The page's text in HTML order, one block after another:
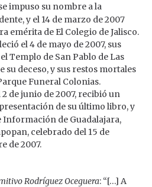
impuso su nombre a la
y el 14 de marzo de 2007
emérita de El Colegio de Jalisco.
el 4 de mayo de 2007, sus
Templo de San Pablo de Las
su deceso, y sus restos mortales
Funeral Colonias.
2 de junio de 2007, recibió un
de su último libro, y
Información de Guadalajara,
celebrado del 15 de
de 2007.
Rodríguez Oceguera: “[…] A